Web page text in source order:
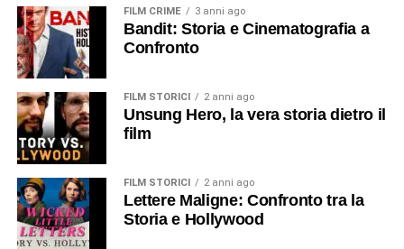
FILM CRIME 3 anni ago
Bandit: Storia e Cinematografia a
Confronto
FILM STORICI 2 anni ago
Unsung Hero, la vera storia dietro il
film
FILM STORICI 2 anni ago
Lettere Maligne: Confronto tra la
Storia e Hollywood